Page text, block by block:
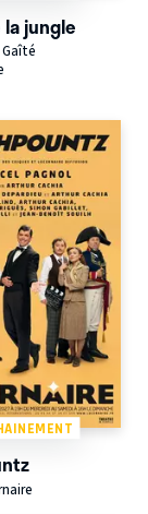
la jungle